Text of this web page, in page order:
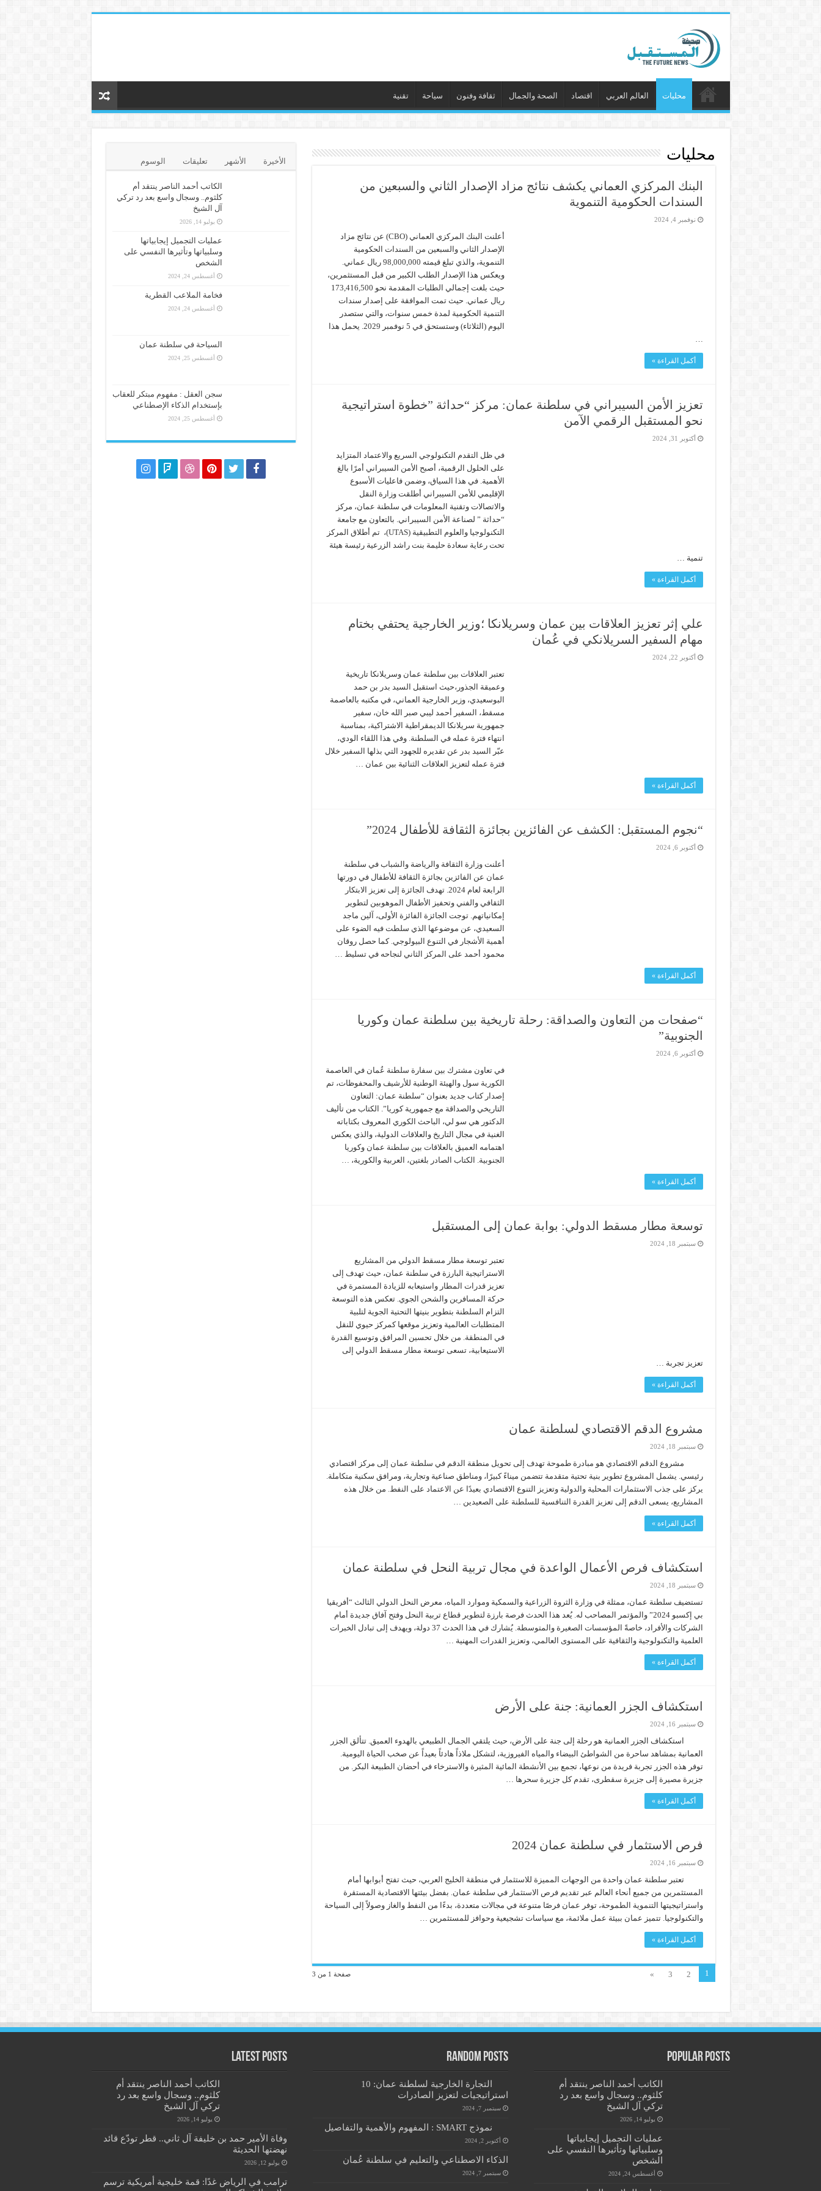
محليات العالم العربي اقتصاد الصحة والجمال ثقافة وفنون سياحة تقنية
محليات
البنك المركزي العماني يكشف نتائج مزاد الإصدار الثاني والسبعين من
السندات الحكومية التنموية
نوفمبر 4, 2024
أعلنت البنك المركزي العماني (CBO) عن نتائج مزاد
الإصدار الثاني والسبعين من السندات الحكومية
التنموية، والذي تبلغ قيمته 98,000,000 ريال عماني.
ويعكس هذا الإصدار الطلب الكبير من قبل المستثمرين،
حيث بلغت إجمالي الطلبات المقدمة نحو 173,416,500
ريال عماني. حيث تمت الموافقة على إصدار سندات
التنمية الحكومية لمدة خمس سنوات، والتي ستصدر
اليوم (الثلاثاء) وستستحق في 5 نوفمبر 2029. يحمل هذا
أكمل القراءة »
تعزيز الأمن السيبراني في سلطنة عمان: مركز “حداثة ”خطوة استراتيجية
نحو المستقبل الرقمي الآمن
أكتوبر 31, 2024
في ظل التقدم التكنولوجي السريع والاعتماد المتزايد
على الحلول الرقمية، أصبح الأمن السيبراني أمرًا بالغ
الأهمية. في هذا السياق، وضمن فاعليات الأسبوع
الإقليمي للأمن السيبراني أطلقت وزارة النقل
والاتصالات وتقنية المعلومات في سلطنة عمان، مركز
“حداثة ” لصناعة الأمن السيبراني. بالتعاون مع جامعة
التكنولوجيا والعلوم التطبيقية (UTAS)، تم أطلاق المركز
تحت رعاية سعادة حليمة بنت راشد الزرعية رئيسة هيئة
تنمية …
أكمل القراءة »
علي إثر تعزيز العلاقات بين عمان وسريلانكا ؛وزير الخارجية يحتفي بختام
مهام السفير السريلانكي في عُمان
أكتوبر 22, 2024
تعتبر العلاقات بين سلطنة عمان وسريلانكا تاريخية
وعميقة الجذور،حيث استقبل السيد بدر بن حمد
البوسعيدي، وزير الخارجية العماني، في مكتبه بالعاصمة
مسقط، السفير أحمد ليبي صبر الله خان، سفير
جمهورية سريلانكا الديمقراطية الاشتراكية، بمناسبة
انتهاء فترة عمله في السلطنة. وفي هذا اللقاء الودي،
عبّر السيد بدر عن تقديره للجهود التي بذلها السفير خلال
فترة عمله لتعزيز العلاقات الثنائية بين عمان …
أكمل القراءة »
“نجوم المستقبل: الكشف عن الفائزين بجائزة الثقافة للأطفال 2024”
أكتوبر 6, 2024
أعلنت وزارة الثقافة والرياضة والشباب في سلطنة
عمان عن الفائزين بجائزة الثقافة للأطفال في دورتها
الرابعة لعام 2024. تهدف الجائزة إلى تعزيز الابتكار
الثقافي والفني وتحفيز الأطفال الموهوبين لتطوير
إمكانياتهم. توجت الجائزة الفائزة الأولى، آلين ماجد
السعيدي، عن موضوعها الذي سلطت فيه الضوء على
أهمية الأشجار في التنوع البيولوجي. كما حصل روقان
محمود أحمد على المركز الثاني لنجاحه في تسليط …
أكمل القراءة »
“صفحات من التعاون والصداقة: رحلة تاريخية بين سلطنة عمان وكوريا
الجنوبية”
أكتوبر 6, 2024
في تعاون مشترك بين سفارة سلطنة عُمان في العاصمة
الكورية سول والهيئة الوطنية للأرشيف والمحفوظات، تم
إصدار كتاب جديد بعنوان “سلطنة عمان: التعاون
التاريخي والصداقة مع جمهورية كوريا”. الكتاب من تأليف
الدكتور هي سو لي، الباحث الكوري المعروف بكتاباته
الغنية في مجال التاريخ والعلاقات الدولية، والذي يعكس
اهتمامه العميق بالعلاقات بين سلطنة عمان وكوريا
الجنوبية. الكتاب الصادر بلغتين، العربية والكورية، …
أكمل القراءة »
توسعة مطار مسقط الدولي: بوابة عمان إلى المستقبل
سبتمبر 18, 2024
تعتبر توسعة مطار مسقط الدولي من المشاريع
الاستراتيجية البارزة في سلطنة عمان، حيث تهدف إلى
تعزيز قدرات المطار واستيعابه للزيادة المستمرة في
حركة المسافرين والشحن الجوي. تعكس هذه التوسعة
التزام السلطنة بتطوير بنيتها التحتية الجوية لتلبية
المتطلبات العالمية وتعزيز موقعها كمركز حيوي للنقل
في المنطقة. من خلال تحسين المرافق وتوسيع القدرة
الاستيعابية، تسعى توسعة مطار مسقط الدولي إلى
تعزيز تجربة …
أكمل القراءة »
مشروع الدقم الاقتصادي لسلطنة عمان
سبتمبر 18, 2024
مشروع الدقم الاقتصادي هو مبادرة طموحة تهدف إلى تحويل منطقة الدقم في سلطنة عمان إلى مركز اقتصادي
رئيسي. يشمل المشروع تطوير بنية تحتية متقدمة تتضمن ميناءً كبيرًا، ومناطق صناعية وتجارية، ومرافق سكنية متكاملة.
يركز على جذب الاستثمارات المحلية والدولية وتعزيز التنوع الاقتصادي بعيدًا عن الاعتماد على النفط. من خلال هذه
المشاريع، يسعى الدقم إلى تعزيز القدرة التنافسية للسلطنة على الصعيدين …
أكمل القراءة »
استكشاف فرص الأعمال الواعدة في مجال تربية النحل في سلطنة عمان
سبتمبر 18, 2024
تستضيف سلطنة عمان، ممثلة في وزارة الثروة الزراعية والسمكية وموارد المياه، معرض النحل الدولي الثالث “أفريقيا
بي إكسبو 2024” والمؤتمر المصاحب له. يُعد هذا الحدث فرصة بارزة لتطوير قطاع تربية النحل وفتح آفاق جديدة أمام
الشركات والأفراد، خاصةً المؤسسات الصغيرة والمتوسطة. يُشارك في هذا الحدث 37 دولة، ويهدف إلى تبادل الخبرات
العلمية والتكنولوجية والثقافية على المستوى العالمي، وتعزيز القدرات المهنية …
أكمل القراءة »
استكشاف الجزر العمانية: جنة على الأرض
سبتمبر 16, 2024
استكشاف الجزر العمانية هو رحلة إلى جنة على الأرض، حيث يلتقي الجمال الطبيعي بالهدوء العميق. تتألق الجزر
العمانية بمشاهد ساحرة من الشواطئ البيضاء والمياه الفيروزية، لتشكل ملاذاً هادئاً بعيداً عن صخب الحياة اليومية.
توفر هذه الجزر تجربة فريدة من نوعها، تجمع بين الأنشطة المائية المثيرة والاسترخاء في أحضان الطبيعة البكر. من
جزيرة مصيرة إلى جزيرة سقطرى، تقدم كل جزيرة سحرها …
أكمل القراءة »
فرص الاستثمار في سلطنة عمان 2024
سبتمبر 16, 2024
تعتبر سلطنة عمان واحدة من الوجهات المميزة للاستثمار في منطقة الخليج العربي، حيث تفتح أبوابها أمام
المستثمرين من جميع أنحاء العالم عبر تقديم فرص الاستثمار في سلطنة عمان. بفضل بيئتها الاقتصادية المستقرة
واستراتيجيتها التنموية الطموحة، توفر عمان فرصًا متنوعة في مجالات متعددة، بدءًا من النفط والغاز وصولاً إلى السياحة
والتكنولوجيا. تتميز عمان ببيئة عمل ملائمة، مع سياسات تشجيعية وحوافز للمستثمرين …
أكمل القراءة »
صفحة 1 من 3 1
2
3
»
الأخيرة الأشهر تعليقات الوسوم
الكاتب أحمد الناصر ينتقد أم
كلثوم.. وسجال واسع بعد رد تركي
آل الشيخ
يوليو 14, 2026
عمليات التجميل إيجابياتها
وسلبياتها وتأثيرها النفسي على
الشخص
أغسطس 24, 2024
فخامة الملاعب القطرية
أغسطس 24, 2024
السياحة في سلطنة عمان
أغسطس 25, 2024
سجن العقل : مفهوم مبتكر للعقاب
بإستخدام الذكاء الإصطناعي
أغسطس 25, 2024
Popular Posts
الكاتب أحمد الناصر ينتقد أم
كلثوم.. وسجال واسع بعد رد
تركي آل الشيخ
يوليو 14, 2026
عمليات التجميل إيجابياتها
وسلبياتها وتأثيرها النفسي على
الشخص
أغسطس 24, 2024
Random Posts
التجارة الخارجية لسلطنة عمان: 10
استراتيجيات لتعزيز الصادرات
سبتمبر 7, 2024
نموذج SMART : المفهوم والأهمية والتفاصيل
أكتوبر 2, 2024
الذكاء الاصطناعي والتعليم في سلطنة عُمان
سبتمبر 7, 2024
Latest Posts
الكاتب أحمد الناصر ينتقد أم
كلثوم.. وسجال واسع بعد رد
تركي آل الشيخ
يوليو 14, 2026
وفاة الأمير حمد بن خليفة آل ثاني.. قطر تودّع قائد
نهضتها الحديثة
يوليو 12, 2026
ترامب في الرياض غدًا: قمة خليجية أمريكية ترسم